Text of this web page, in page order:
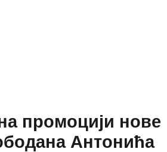
промоцији нове
Антонића